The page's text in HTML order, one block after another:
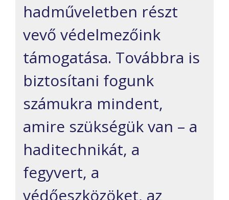
hadműveletben részt
vevő védelmezőink
támogatása. Továbbra is
biztosítani fogunk
számukra mindent,
amire szükségük van – a
haditechnikát, a
fegyvert, a
védőeszközöket, az